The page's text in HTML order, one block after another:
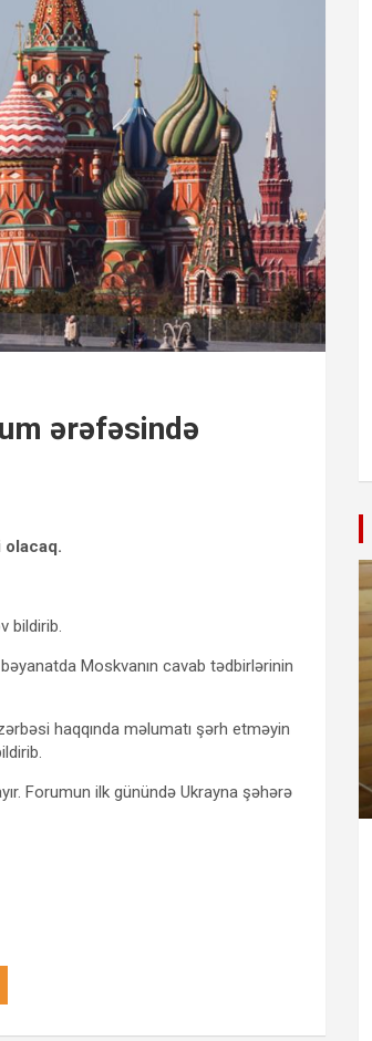
ərəfəsində
olacaq.
bildirib.
Moskvanın cavab tədbirlərinin
haqqında məlumatı şərh etməyin
Forumun ilk günündə Ukrayna şəhərə